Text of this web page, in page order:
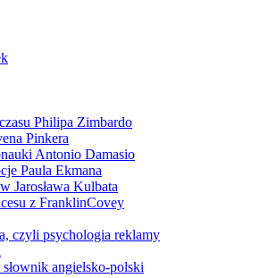
Philipa Zimbardo
Pinkera
Antonio Damasio
Paula Ekmana
Jarosława Kulbata
z FranklinCovey
czyli psychologia reklamy
angielsko-polski